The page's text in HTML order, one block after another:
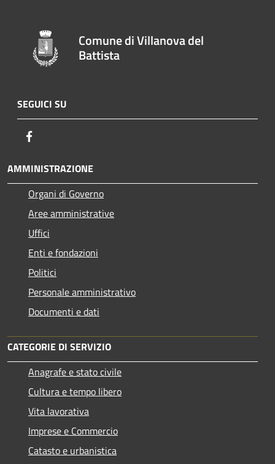
Comune di Villanova del
Battista
SEGUICI SU
AMMINISTRAZIONE
Organi di Governo
Aree amministrative
Uffici
Enti e fondazioni
Politici
Personale amministrativo
Documenti e dati
CATEGORIE DI SERVIZIO
Anagrafe e stato civile
Cultura e tempo libero
Vita lavorativa
Imprese e Commercio
Catasto e urbanistica